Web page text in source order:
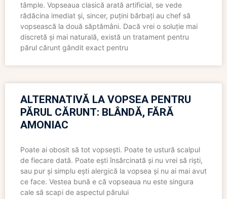
tâmple. Vopseaua clasică arată artificial, se vede
rădăcina imediat și, sincer, puțini bărbați au chef să
vopsească la două săptămâni. Dacă vrei o soluție mai
discretă și mai naturală, există un tratament pentru
părul cărunt gândit exact pentru
ALTERNATIVĂ LA VOPSEA PENTRU
PĂRUL CĂRUNT: BLÂNDĂ, FĂRĂ
AMONIAC
Poate ai obosit să tot vopsești. Poate te ustură scalpul
de fiecare dată. Poate ești însărcinată și nu vrei să riști,
sau pur și simplu ești alergică la vopsea și nu ai mai avut
ce face. Vestea bună e că vopseaua nu este singura
cale să scapi de aspectul părului